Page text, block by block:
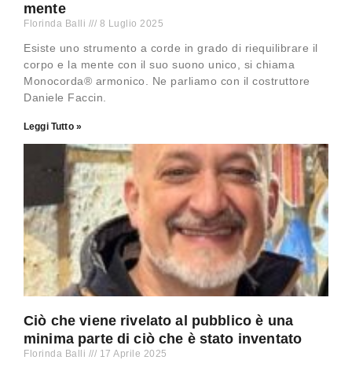
mente
Florinda Balli 8 Luglio 2025
Esiste uno strumento a corde in grado di riequilibrare il
corpo e la mente con il suo suono unico, si chiama
Monocorda® armonico. Ne parliamo con il costruttore
Daniele Faccin.
Leggi Tutto »
Ciò che viene rivelato al pubblico è una
minima parte di ciò che è stato inventato
Florinda Balli 17 Aprile 2025